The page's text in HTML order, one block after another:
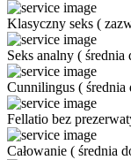
Klasyczny seks (
Seks analny ( średnia
Cunnilingus ( średnia
Fellatio bez
Całowanie ( średnia